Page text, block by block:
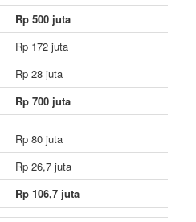
Rp 500 juta
Rp 172 juta
Rp 28 juta
Rp 700 juta
Rp 80 juta
Rp 26,7 juta
Rp 106,7 juta